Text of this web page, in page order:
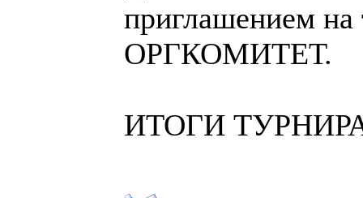
приглашением на
ОРГКОМИТЕТ.
ИТОГИ